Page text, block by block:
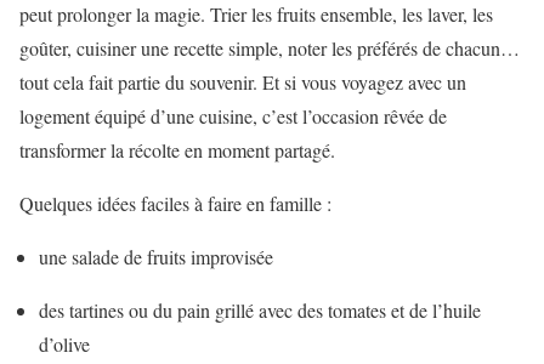
peut prolonger la magie. Trier les fruits ensemble, les laver, les
goûter, cuisiner une recette simple, noter les préférés de chacun…
tout cela fait partie du souvenir. Et si vous voyagez avec un
logement équipé d’une cuisine, c’est l’occasion rêvée de
transformer la récolte en moment partagé.
Quelques idées faciles à faire en famille :
une salade de fruits improvisée
des tartines ou du pain grillé avec des tomates et de l’huile
d’olive